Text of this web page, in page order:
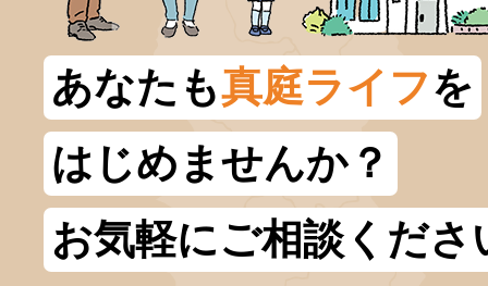
あなたも真庭ライフを
はじめませんか？
お気軽にご相談くださ